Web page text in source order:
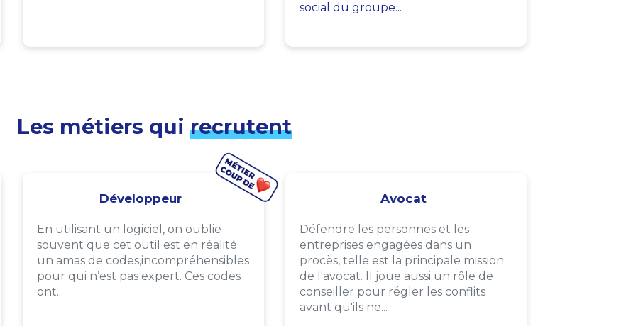
social du groupe...
Les métiers qui recrutent
Développeur
En utilisant un logiciel, on oublie
souvent que cet outil est en réalité
un amas de codes,incompréhensibles
pour qui n’est pas expert. Ces codes
ont...
Avocat
Défendre les personnes et les
entreprises engagées dans un
procès, telle est la principale mission
de l'avocat. Il joue aussi un rôle de
conseiller pour régler les conflits
avant qu'ils ne...